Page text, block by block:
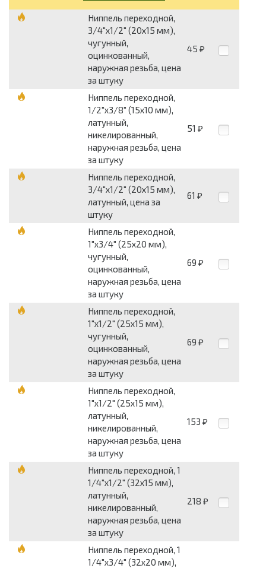
Ниппель переходной,
3/4"х1/2" (20х15 мм),
чугунный,
оцинкованный,
наружная резьба, цена
за штуку
45 ₽
Ниппель переходной,
1/2"х3/8" (15х10 мм),
латунный,
никелированный,
наружная резьба, цена
за штуку
51 ₽
Ниппель переходной,
3/4"х1/2" (20х15 мм),
латунный, цена за
штуку
61 ₽
Ниппель переходной,
1"х3/4" (25х20 мм),
чугунный,
оцинкованный,
наружная резьба, цена
за штуку
69 ₽
Ниппель переходной,
1"х1/2" (25х15 мм),
чугунный,
оцинкованный,
наружная резьба, цена
за штуку
69 ₽
Ниппель переходной,
1"х1/2" (25х15 мм),
латунный,
никелированный,
наружная резьба, цена
за штуку
153 ₽
Ниппель переходной, 1
1/4"х1/2" (32х15 мм),
латунный,
никелированный,
наружная резьба, цена
за штуку
218 ₽
Ниппель переходной, 1
1/4"х3/4" (32х20 мм),